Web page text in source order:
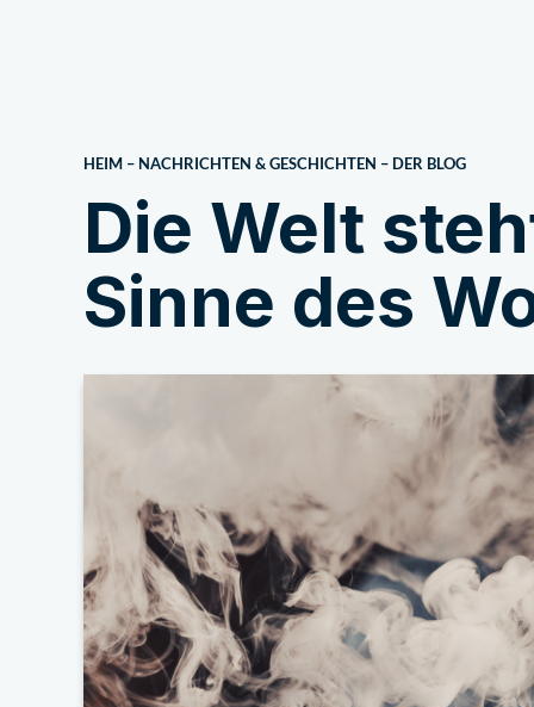
HEIM – NACHRICHTEN & GESCHICHTEN – DER BLOG
Die Welt
Sinne des